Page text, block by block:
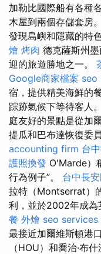
加勒比國際船有各種
木屋到兩個存儲套房
發現島嶼和隱藏的特
燴 烤肉 德克薩斯州
迎的旅遊勝地之一。
Google商家檔案 seo
宿，提供精美海鮮的
踪跡氣候下等待客人。
庭友好的景點是從加
提瓜和巴布達恢復委
accounting firm 台
護照換發 O'Marde）
行為例子”。 台中長
拉特（Montserrat）
利，並於2002年成為
餐 外燴 seo services
最接近加爾維斯頓港
（HOU）和喬治·布